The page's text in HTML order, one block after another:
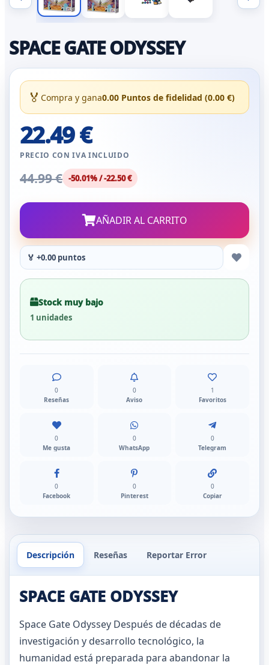
SPACE GATE ODYSSEY
🏅 Compra y gana0.00 Puntos de fidelidad (0.00 €)
22.49 €
PRECIO CON IVA INCLUIDO
44.99 € -50.01% / -22.50 €
AÑADIR AL CARRITO
🏅 +0.00 puntos
Stock muy bajo
1 unidades
0
Reseñas
0
Aviso
1
Favoritos
0
Me gusta
0
WhatsApp
0
Telegram
0
Facebook
0
Pinterest
0
Copiar
Descripción Reseñas Reportar Error
SPACE GATE ODYSSEY
Space Gate Odyssey Después de décadas de
investigación y desarrollo tecnológico, la
humanidad está preparada para abandonar la